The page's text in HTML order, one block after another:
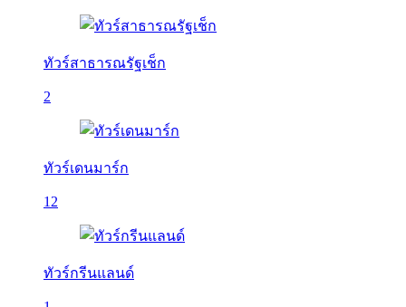
ทัวร์สาธารณรัฐเช็ก
2
ทัวร์เดนมาร์ก
12
ทัวร์กรีนแลนด์